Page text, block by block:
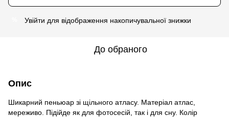
Увійти для відображення накопичувальної знижки
До обраного
Опис
Шикарний пеньюар зі щільного атласу. Матеріал атлас,
мереживо. Підійде як для фотосесій, так і для сну. Колір